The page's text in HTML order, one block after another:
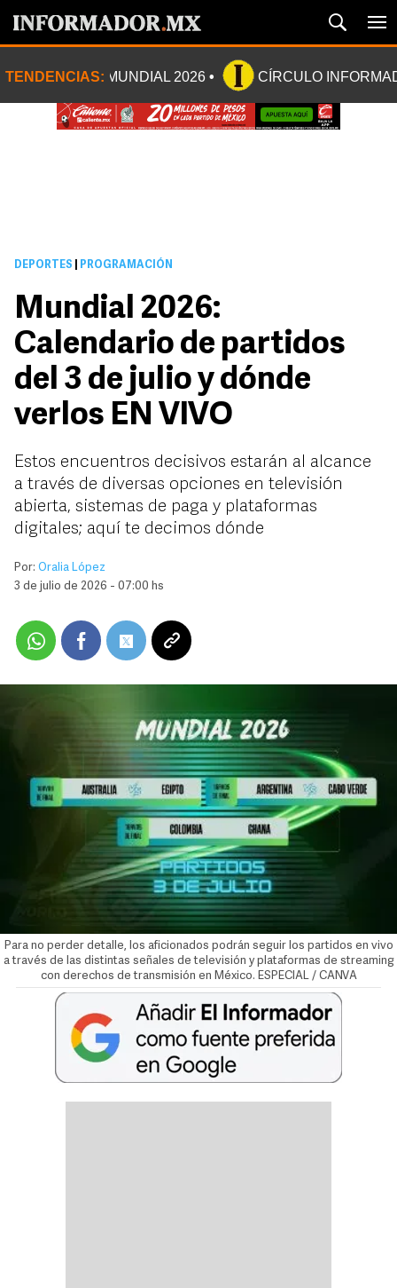
TENDENCIAS: MUNDIAL 2026 CÍRCULO
DEPORTES PROGRAMACIÓN
Mundial 2026:
Calendario de partidos
del 3 de julio y dónde
verlos EN VIVO
Estos encuentros decisivos estarán al alcance
a través de diversas opciones en televisión
abierta, sistemas de paga y plataformas
digitales; aquí te decimos dónde
Por: Oralia López
3 de julio de 2026 - 07:00 hs
Para no perder detalle, los aficionados podrán seguir los partidos en vivo
a través de las distintas señales de televisión y plataformas de streaming
con derechos de transmisión en México. ESPECIAL / CANVA